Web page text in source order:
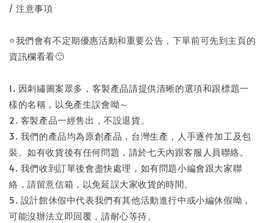
/ 注意事項
⭐️我們會有不定期優惠活動和重要公告，下單前可先到主頁的
資訊欄看看🙂
1. 因刺繡圖案眾多，客製產品請提供清晰的選項和跟標題一
樣的名稱，以免產生誤會呦～
2. 客製產品一經售出，不設退貨。
3. 我們的產品均為原創產品，台灣生產，人手逐件加工及包
裝。如有收貨後有任何問題，請於七天內跟客服人員聯絡。
4. 我們收到訂單後會盡快處理，如有問題小編會跟大家聯
絡，請留意信箱，以免延誤大家收貨的時間。
5. 設計館休假中代表我們有其他活動進行中或小編休假呦，
可能沒辦法立即回覆，請耐心等待。